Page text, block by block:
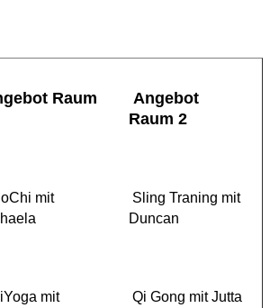
Raum
Angebot
Raum 2
mit
Sling Traning mit
Duncan
mit
Qi Gong mit Jutta